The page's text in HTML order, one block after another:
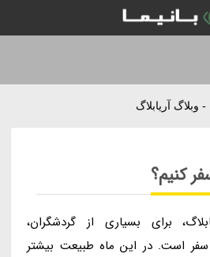
وبلاگ آریابلاگ
کنیم؟
برای بسیاری از گردشگران،
سفر است. در این ماه طبیعت بیشتر